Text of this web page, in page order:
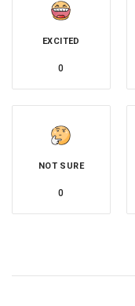
EXCITED
0
NOT SURE
0